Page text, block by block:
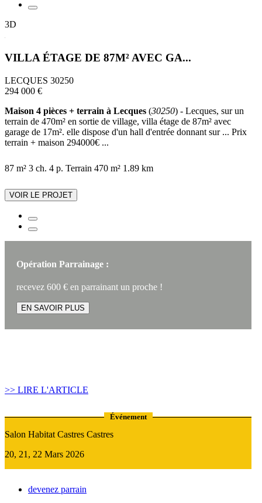
3D
VILLA ÉTAGE DE 87M² AVEC GA...
LECQUES 30250
294 000 €
Maison 4 pièces + terrain à Lecques (30250) - Lecques, sur un
terrain de 470m² en sortie de village, villa étage de 87m² avec
garage de 17m². elle dispose d'un hall d'entrée donnant sur ... Prix
terrain + maison 294000€ ...
87 m² 3 ch. 4 p. Terrain 470 m² 1.89 km
VOIR LE PROJET
Opération Parrainage :
recevez 600 € en parrainant un proche !
EN SAVOIR PLUS
>> LIRE L'ARTICLE
Événement
Salon Habitat Castres Castres
20, 21, 22 Mars 2026
devenez parrain